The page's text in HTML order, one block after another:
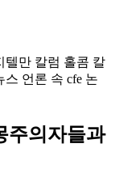
텔만 칼럼 홀콤 칼
스 언론 속 cfe 논
주의자들과